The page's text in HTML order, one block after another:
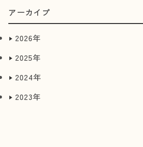
アーカイブ
2026年
05月
04月
03月
2025年
11月
10月
2024年
10月
2023年